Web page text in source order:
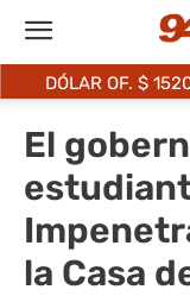
DÓLAR OF. $
El
la Casa